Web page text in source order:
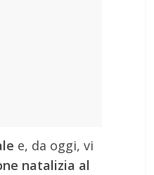
e, da oggi, vi
natalizia al